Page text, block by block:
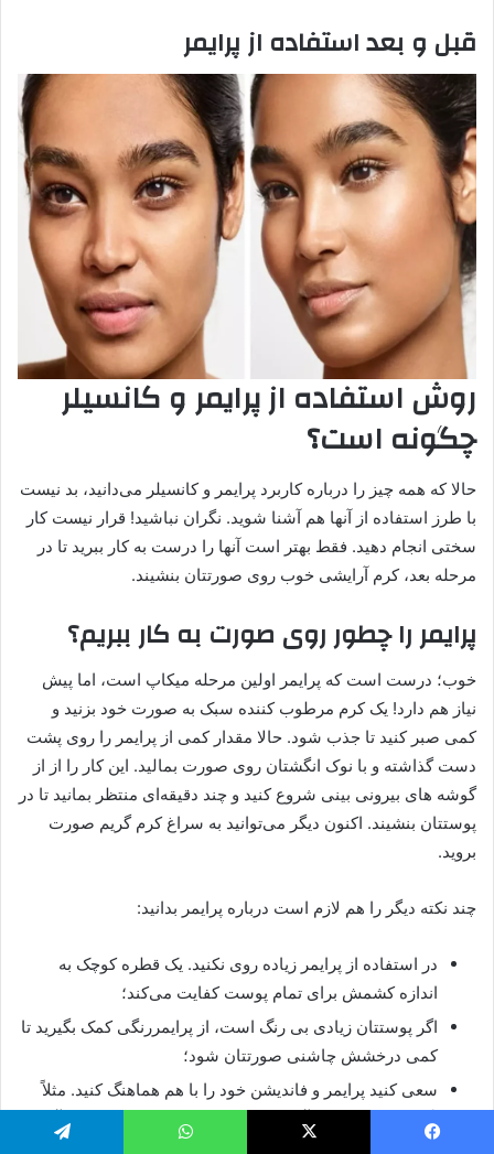
قبل و بعد استفاده از پرایمر
روش استفاده از پرایمر و کانسیلر
چگونه است؟
حالا که همه چیز را درباره کاربرد پرایمر و کانسیلر می‌دانید، بد نیست
با طرز استفاده از آنها هم آشنا شوید. نگران نباشید! قرار نیست کار
سختی انجام دهید. فقط بهتر است آنها را درست به ‌کار ببرید تا در
مرحله بعد، کرم آرایشی خوب روی صورتتان بنشیند.
پرایمر را چطور روی صورت به‌ کار ببریم؟
خوب؛ درست است که پرایمر اولین مرحله میکاپ است، اما پیش
‌نیاز هم دارد! یک کرم مرطوب‌ کننده سبک به صورت خود بزنید و
کمی صبر کنید تا جذب شود. حالا مقدار کمی از پرایمر را روی پشت
دست گذاشته و با نوک انگشتان روی صورت بمالید. این کار را از از
گوشه ‌های بیرونی بینی شروع کنید و چند دقیقه‌ای منتظر بمانید تا در
پوستتان بنشیند. اکنون دیگر می‌توانید به سراغ کرم گریم صورت
بروید.
چند نکته دیگر را هم لازم است درباره پرایمر بدانید:
در استفاده از پرایمر زیاده ‌روی نکنید. یک قطره کوچک به
اندازه کشمش برای تمام پوست کفایت می‌کند؛
اگر پوستتان زیادی بی‌ رنگ است، از پرایمر‌رنگی کمک بگیرید تا
کمی درخشش چاشنی صورتتان شود؛
سعی کنید پرایمر و فاندیشن خود را با هم هماهنگ کنید. مثلاً
هم انتخاب کنید؛